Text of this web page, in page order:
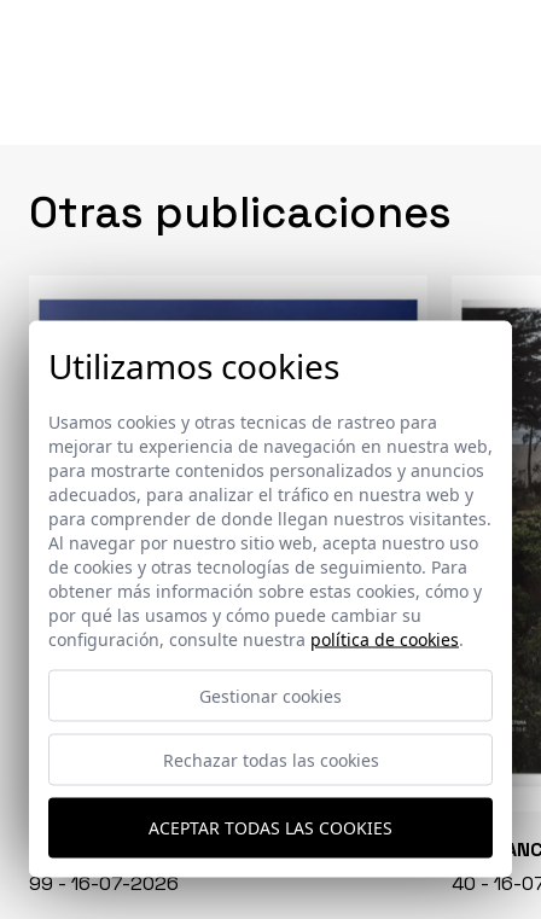
Otras publicaciones
CONARQUITECTURA
99 - 16-07-2026
EN
40 - 16-
Utilizamos cookies
Usamos cookies y otras tecnicas de rastreo para
mejorar tu experiencia de navegación en nuestra web,
para mostrarte contenidos personalizados y anuncios
adecuados, para analizar el tráfico en nuestra web y
para comprender de donde llegan nuestros visitantes.
Al navegar por nuestro sitio web, acepta nuestro uso
de cookies y otras tecnologías de seguimiento. Para
obtener más información sobre estas cookies, cómo y
por qué las usamos y cómo puede cambiar su
configuración, consulte nuestra política de cookies.
Gestionar cookies
Rechazar todas las cookies
ACEPTAR TODAS LAS COOKIES